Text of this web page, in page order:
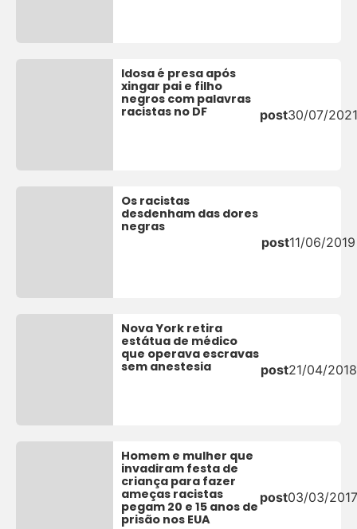
Idosa é presa após
xingar pai e filho
negros com palavras
racistas no DF
post30/07/2021
Os racistas
desdenham das dores
negras
post11/06/2019
Nova York retira
estátua de médico
que operava escravas
sem anestesia
post21/04/2018
Homem e mulher que
invadiram festa de
criança para fazer
ameças racistas
pegam 20 e 15 anos de
prisão nos EUA
post03/03/2017